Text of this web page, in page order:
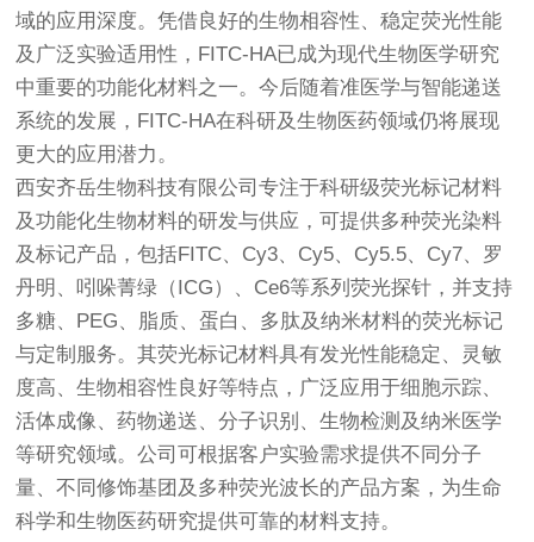
域的应用深度。凭借良好的生物相容性、稳定荧光性能
及广泛实验适用性，FITC-HA已成为现代生物医学研究
中重要的功能化材料之一。今后随着准医学与智能递送
系统的发展，FITC-HA在科研及生物医药领域仍将展现
更大的应用潜力。
西安齐岳生物科技有限公司专注于科研级荧光标记材料
及功能化生物材料的研发与供应，可提供多种荧光染料
及标记产品，包括FITC、Cy3、Cy5、Cy5.5、Cy7、罗
丹明、吲哚菁绿（ICG）、Ce6等系列荧光探针，并支持
多糖、PEG、脂质、蛋白、多肽及纳米材料的荧光标记
与定制服务。其荧光标记材料具有发光性能稳定、灵敏
度高、生物相容性良好等特点，广泛应用于细胞示踪、
活体成像、药物递送、分子识别、生物检测及纳米医学
等研究领域。公司可根据客户实验需求提供不同分子
量、不同修饰基团及多种荧光波长的产品方案，为生命
科学和生物医药研究提供可靠的材料支持。